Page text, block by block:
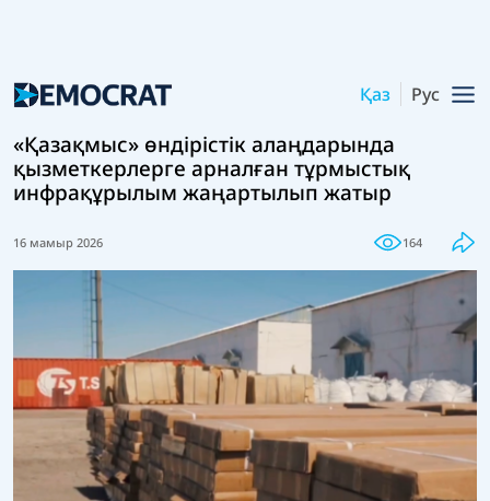
Қаз Рус
«Қазақмыс» өндірістік алаңдарында
қызметкерлерге арналған тұрмыстық
инфрақұрылым жаңартылып жатыр
16 мамыр 2026 164